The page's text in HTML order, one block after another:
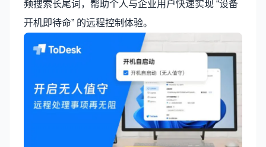
频搜索长尾词，帮助个人与企业用户快速实现 “设备
开机即待命” 的远程控制体验。